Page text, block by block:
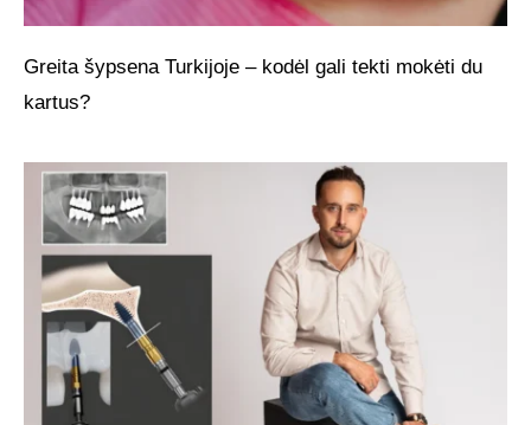
Greita šypsena Turkijoje – kodėl gali tekti mokėti du
kartus?